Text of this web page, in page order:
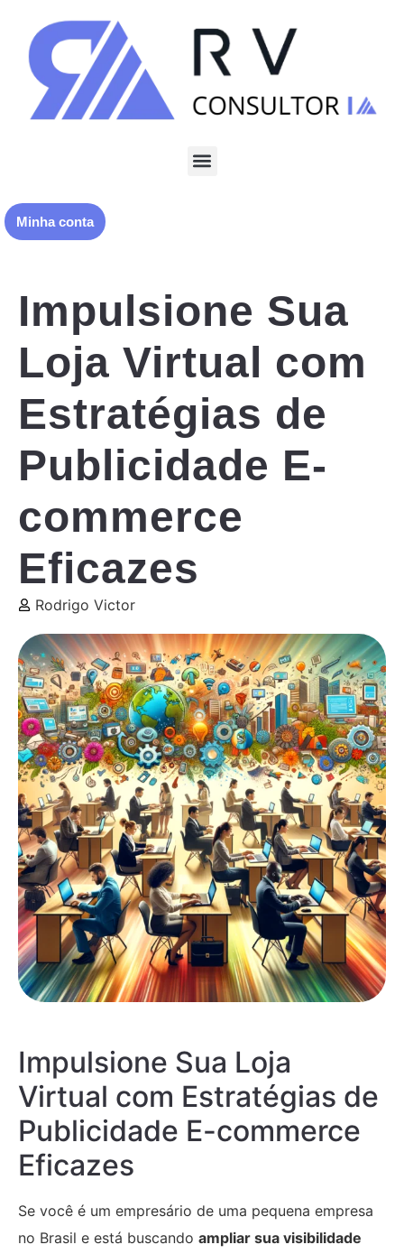
Minha conta
Impulsione Sua
Loja Virtual com
Estratégias de
Publicidade E-
commerce
Eficazes
Rodrigo Victor
Impulsione Sua Loja
Virtual com Estratégias de
Publicidade E-commerce
Eficazes
Se você é um empresário de uma pequena empresa
no Brasil e está buscando ampliar sua visibilidade